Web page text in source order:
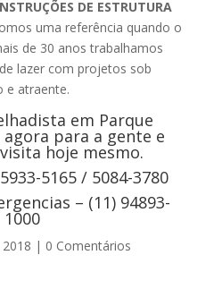
DE ESTRUTURA
uma referência quando o
de 30 anos trabalhamos
lazer com projetos sob
e atraente.
em Parque
agora para a gente e
hoje mesmo.
5165 / 5084-3780
– (11) 94893-
1000
| 0 Comentários